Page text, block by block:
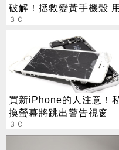
破解！拯救變黃手機殼
３Ｃ
買新iPhone的人注意！
換螢幕將跳出警告視窗
３Ｃ